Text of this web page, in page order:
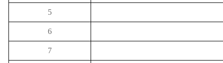
5
6
7